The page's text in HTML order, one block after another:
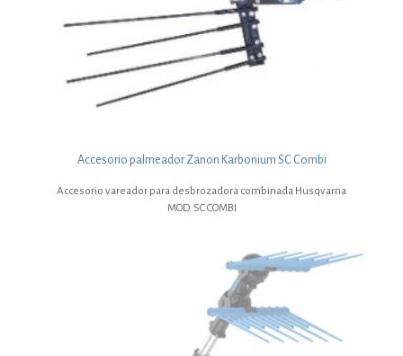
Accesorio palmeador Zanon Karbonium SC Combi
Accesorio vareador para desbrozadora combinada Husqvarna
MOD. SC COMBI